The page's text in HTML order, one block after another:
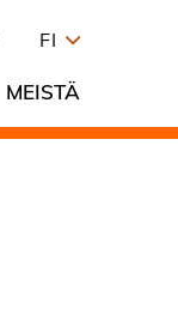
FI
MEISTÄ